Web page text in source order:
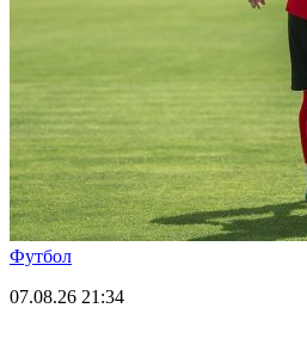
Футбол
07.08.26 21:34